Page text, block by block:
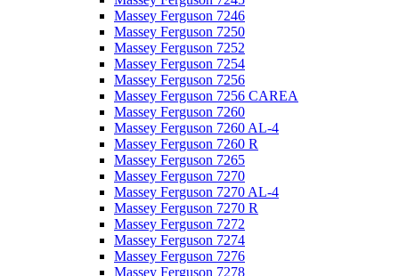
Massey Ferguson 7246
Massey Ferguson 7250
Massey Ferguson 7252
Massey Ferguson 7254
Massey Ferguson 7256
Massey Ferguson 7256 CAREA
Massey Ferguson 7260
Massey Ferguson 7260 AL-4
Massey Ferguson 7260 R
Massey Ferguson 7265
Massey Ferguson 7270
Massey Ferguson 7270 AL-4
Massey Ferguson 7270 R
Massey Ferguson 7272
Massey Ferguson 7274
Massey Ferguson 7276
Massey Ferguson 7278